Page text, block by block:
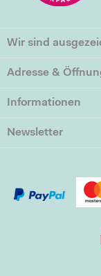
Wir sind
Adresse &
Informationen
Newsletter